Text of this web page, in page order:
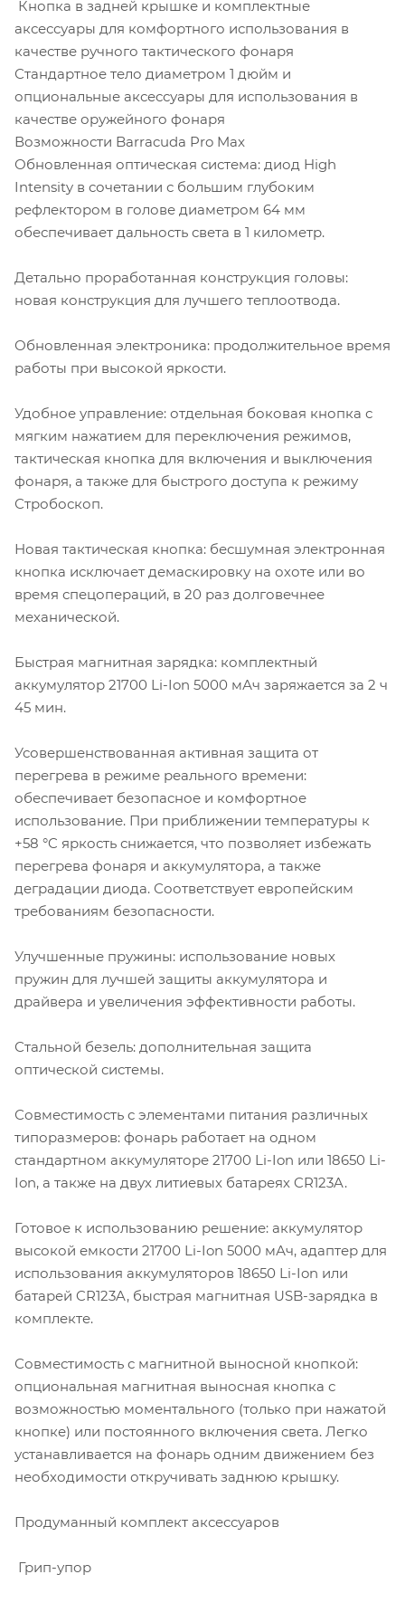
Кнопка в задней крышке и комплектные
аксессуары для комфортного использования в
качестве ручного тактического фонаря
Стандартное тело диаметром 1 дюйм и
опциональные аксессуары для использования в
качестве оружейного фонаря
Возможности Barracuda Pro Max
Обновленная оптическая система: диод High
Intensity в сочетании с большим глубоким
рефлектором в голове диаметром 64 мм
обеспечивает дальность света в 1 километр.
Детально проработанная конструкция головы:
новая конструкция для лучшего теплоотвода.
Обновленная электроника: продолжительное время
работы при высокой яркости.
Удобное управление: отдельная боковая кнопка с
мягким нажатием для переключения режимов,
тактическая кнопка для включения и выключения
фонаря, а также для быстрого доступа к режиму
Стробоскоп.
Новая тактическая кнопка: бесшумная электронная
кнопка исключает демаскировку на охоте или во
время спецопераций, в 20 раз долговечнее
механической.
Быстрая магнитная зарядка: комплектный
аккумулятор 21700 Li-Ion 5000 мАч заряжается за 2 ч
45 мин.
Усовершенствованная активная защита от
перегрева в режиме реального времени:
обеспечивает безопасное и комфортное
использование. При приближении температуры к
+58 °C яркость снижается, что позволяет избежать
перегрева фонаря и аккумулятора, а также
деградации диода. Соответствует европейским
требованиям безопасности.
Улучшенные пружины: использование новых
пружин для лучшей защиты аккумулятора и
драйвера и увеличения эффективности работы.
Стальной безель: дополнительная защита
оптической системы.
Совместимость с элементами питания различных
типоразмеров: фонарь работает на одном
стандартном аккумуляторе 21700 Li-Ion или 18650 Li-
Ion, а также на двух литиевых батареях CR123A.
Готовое к использованию решение: аккумулятор
высокой емкости 21700 Li-Ion 5000 мАч, адаптер для
использования аккумуляторов 18650 Li-Ion или
батарей CR123A, быстрая магнитная USB-зарядка в
комплекте.
Совместимость с магнитной выносной кнопкой:
опциональная магнитная выносная кнопка с
возможностью моментального (только при нажатой
кнопке) или постоянного включения света. Легко
устанавливается на фонарь одним движением без
необходимости откручивать заднюю крышку.
Продуманный комплект аксессуаров
Грип-упор